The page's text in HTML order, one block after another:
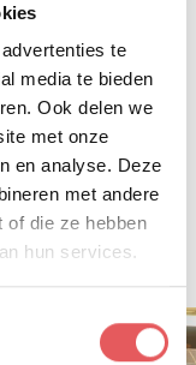
te
media te bieden
Ook delen we
met onze
en analyse. Deze
met andere
of die ze hebben
hun services.
en Leen een
Gert kweekt
kalveren zogen bij
rond het
voor de dieren.
ligt in een uniek
en de haven